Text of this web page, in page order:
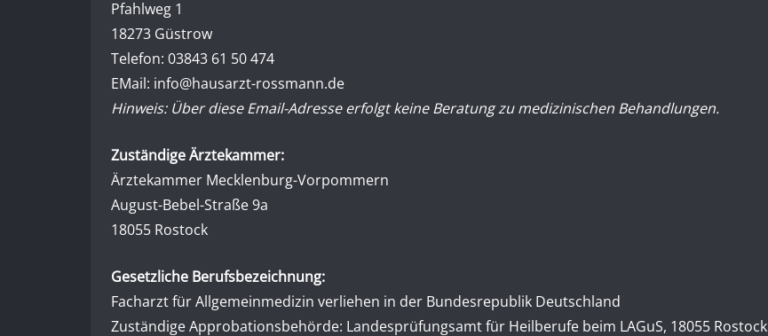
Pfahlweg 1
18273 Güstrow
Telefon: 03843 61 50 474
EMail: info@hausarzt-rossmann.de
Hinweis: Über diese Email-Adresse erfolgt keine Beratung zu medizinischen Behandlungen.
Zuständige Ärztekammer:
Ärztekammer Mecklenburg-Vorpommern
August-Bebel-Straße 9a
18055 Rostock
Gesetzliche Berufsbezeichnung:
Facharzt für Allgemeinmedizin verliehen in der Bundesrepublik Deutschland
Zuständige Approbationsbehörde: Landesprüfungsamt für Heilberufe beim LAGuS, 18055 Rostock